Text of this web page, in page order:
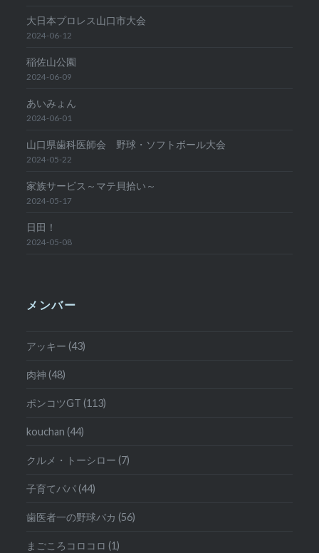
大日本プロレス山口市大会
2024-06-12
稲佐山公園
2024-06-09
あいみょん
2024-06-01
山口県歯科医師会 野球・ソフトボール大会
2024-05-22
家族サービス～マテ貝拾い～
2024-05-17
日田！
2024-05-08
メンバー
アッキー (43)
肉神 (48)
ポンコツGT (113)
kouchan (44)
クルメ・トーシロー (7)
子育てパパ (44)
歯医者一の野球バカ (56)
まごころコロコロ (1)